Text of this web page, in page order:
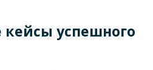
успешного